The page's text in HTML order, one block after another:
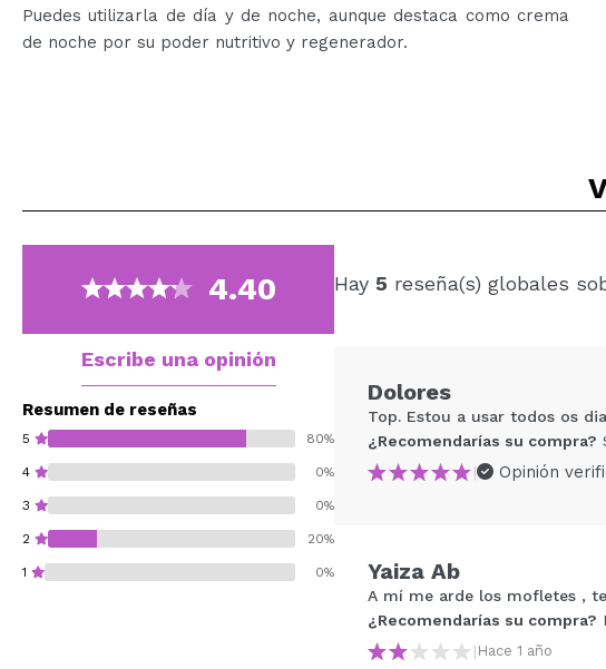
Puedes utilizarla de día y de noche, aunque destaca como crema
de noche por su poder nutritivo y regenerador.
4.40
Escribe una opinión
Resumen de reseñas
5 80%
4 0%
3 0%
2 20%
1 0%
Hay 5 reseña(s) globales
Tu vídeo
Dolores
Top. Estou a usar todos os
¿Recomendarías su compra?
|
Opinión
Yaiza Ab
A mí me arde los mofletes ,
¿Recomendarías su compra?
| Hace 1 año